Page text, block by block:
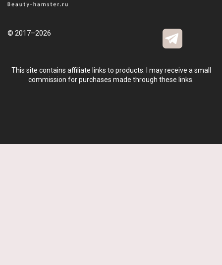
© 2017–2026
This site contains affiliate links to products. I may receive a small
commission for purchases made through these links.